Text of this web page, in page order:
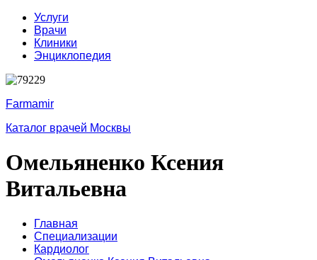
Услуги
Врачи
Клиники
Энциклопедия
Farmamir
Каталог врачей Москвы
Омельяненко Ксения
Витальевна
Главная
Специализации
Кардиолог